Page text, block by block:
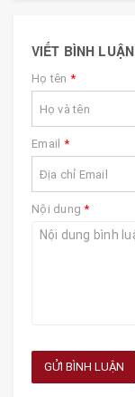
VIẾT BÌNH LUẬN
Họ tên *
Email *
Nội dung*
GỬI BÌNH LUẬN